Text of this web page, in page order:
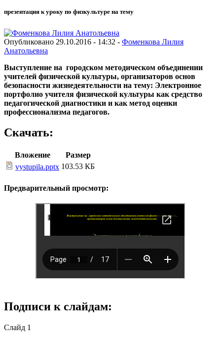
презентация к уроку по физкультуре на тему
Опубликовано 29.10.2016 - 14:32 - Фоменкова Лилия
Анатольевна
Выступление на городском методическом объединении
учителей физической культуры, организаторов основ
безопасности жизнедеятельности на тему: Электронное
портфолио учителя физической культуры как средство
педагогической диагностики и как метод оценки
профессионализма педагогов.
Скачать:
Вложение
Размер
vystupila.pptx 103.53 КБ
Предварительный просмотр:
Подписи к слайдам:
Слайд 1